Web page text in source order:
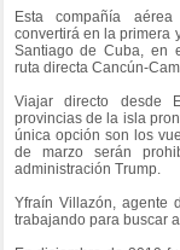
Esta compañía
convertirá en la primera
Santiago de Cuba, en
ruta directa Cancún-
Viajar directo desde
provincias de la isla
única opción son los
de marzo serán
administración Trump.
Yfraín Villazón, agente
trabajando para buscar